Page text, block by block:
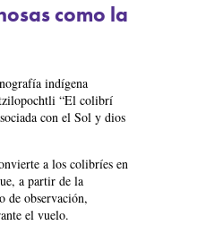
como la
indígena
“El colibrí
con el Sol y dios
a los colibríes en
a partir de la
de observación,
el vuelo.